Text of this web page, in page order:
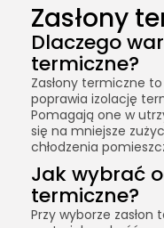
Zasłony
Dlaczego
termiczne?
Zasłony termiczne
poprawia izolację
Pomagają one w
się na mniejsze
chłodzenia
Jak wybrać
termiczne?
Przy wyborze